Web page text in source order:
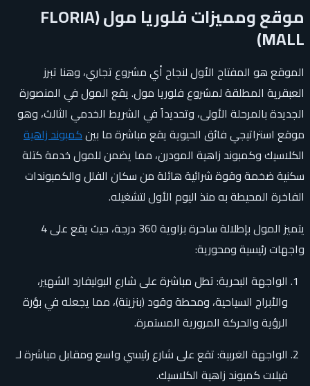
موقع ومميزات فلوريا مول (FLORIA
MALL)
الموقع هو المفتاح الأول لنجاح أي مشروع تجاري، وهنا تبرز
العبقرية المطلقة لمشروع فلوريا مول. يقع المول في المنصورة
الجديدة بالمرحلة الأولى، وتحديداً في الشريط الخدمي الثالث، وهو
موقع استراتيجي فائق الحيوية يقع مباشرة ما بينكمبوند زاهية
الكلاسيك وكمبوند زاهية المودرن، مما يضمن للمول خدمة كتلة
سكنية ضخمة وقوة شرائية هائلة من سكان الفلل والكمبوندات
الفاخرة المحيطة به منذ اليوم الأول لتشغيله.
يتميز المول بإطلالة ساحرة بزاوية 360 درجة، حيث يقع على 4
واجهات رئيسية ومحورية:
الواجهة البحرية: تطل مباشرة على شارع البوليفارد الشهير،
والأبراج السياحية، ومحطة وقود (بنزينة)، مما يجعله في بؤرة
الرؤية والحركة المرورية المستمرة.
الواجهة الغربية: تقع على شارع رئيسي واسع ومقابل مباشرة لـ
فيلات كمبوند زاهية الكلاسيك.